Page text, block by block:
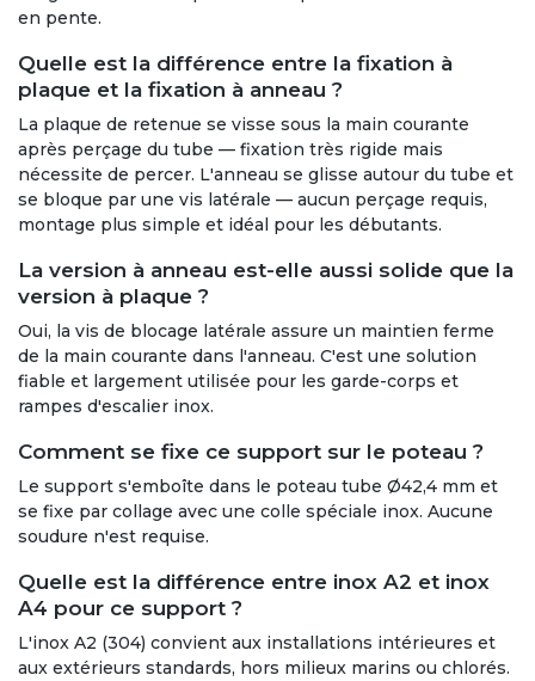
en pente.
Quelle est la différence entre la fixation à
plaque et la fixation à anneau ?
La plaque de retenue se visse sous la main courante
après perçage du tube — fixation très rigide mais
nécessite de percer. L'anneau se glisse autour du tube et
se bloque par une vis latérale — aucun perçage requis,
montage plus simple et idéal pour les débutants.
La version à anneau est-elle aussi solide que la
version à plaque ?
Oui, la vis de blocage latérale assure un maintien ferme
de la main courante dans l'anneau. C'est une solution
fiable et largement utilisée pour les garde-corps et
rampes d'escalier inox.
Comment se fixe ce support sur le poteau ?
Le support s'emboîte dans le poteau tube Ø42,4 mm et
se fixe par collage avec une colle spéciale inox. Aucune
soudure n'est requise.
Quelle est la différence entre inox A2 et inox
A4 pour ce support ?
L'inox A2 (304) convient aux installations intérieures et
aux extérieurs standards, hors milieux marins ou chlorés.